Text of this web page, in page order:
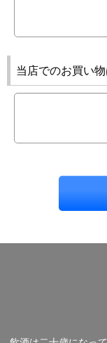
当店でのお買い